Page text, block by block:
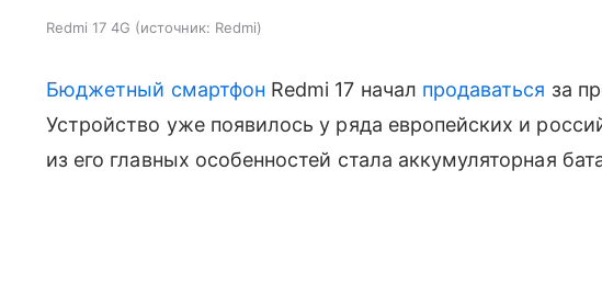
Redmi 17 4G источник: Redmi
Бюджетный смартфон Redmi 17 начал продаваться за
Устройство уже появилось у ряда европейских и
из его главных особенностей стала аккумуляторная